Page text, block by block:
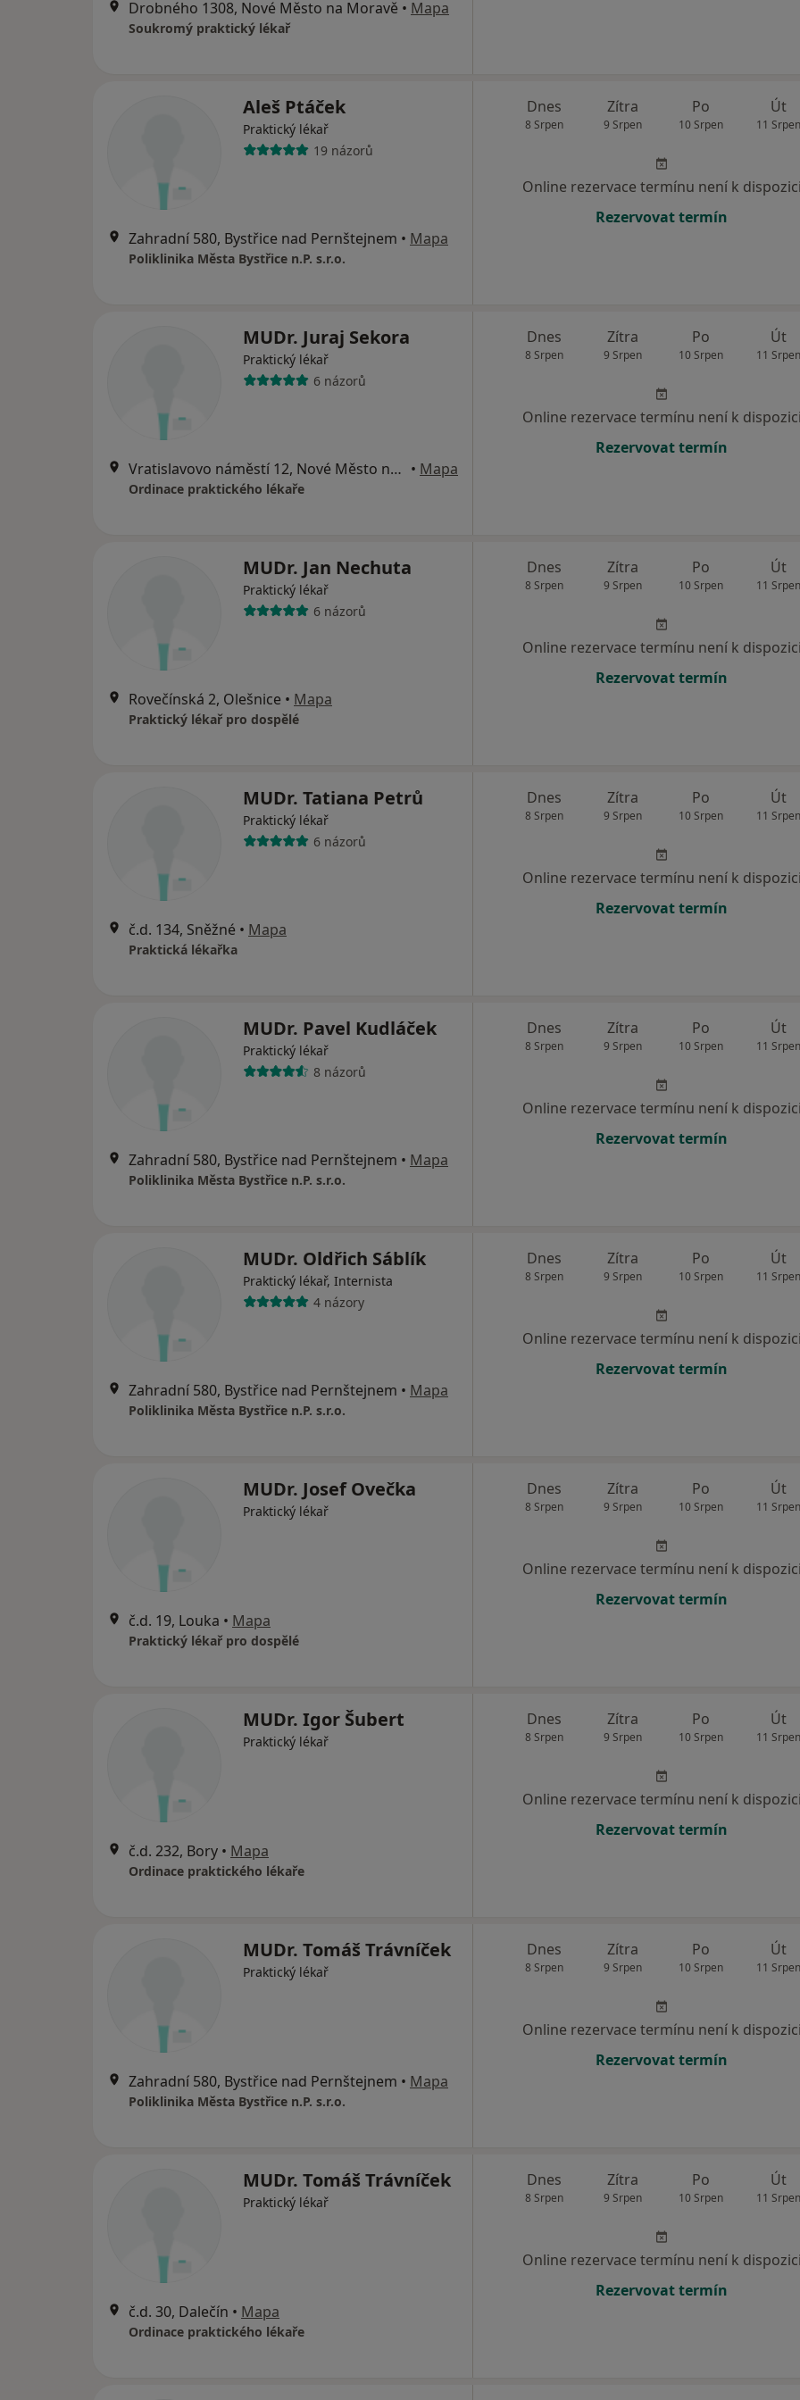
Drobného 1308, Nové Město na Moravě • Mapa
Soukromý praktický lékař
Aleš Ptáček
Praktický lékař
19 názorů
Zahradní 580, Bystřice nad Pernštejnem • Mapa
Poliklinika Města Bystřice n.P. s.r.o.
Dnes
8 Srpen
Zítra
9 Srpen
Po
10 Srpen
Út
11 Srpen
Online rezervace termínu není k dispozici
Rezervovat termín
MUDr. Juraj Sekora
Praktický lékař
6 názorů
Vratislavovo náměstí 12, Nové Město na Moravě • Mapa
Ordinace praktického lékaře
Dnes
8 Srpen
Zítra
9 Srpen
Po
10 Srpen
Út
11 Srpen
Online rezervace termínu není k dispozici
Rezervovat termín
MUDr. Jan Nechuta
Praktický lékař
6 názorů
Rovečínská 2, Olešnice • Mapa
Praktický lékař pro dospělé
Dnes
8 Srpen
Zítra
9 Srpen
Po
10 Srpen
Út
11 Srpen
Online rezervace termínu není k dispozici
Rezervovat termín
MUDr. Tatiana Petrů
Praktický lékař
6 názorů
č.d. 134, Sněžné • Mapa
Praktická lékařka
Dnes
8 Srpen
Zítra
9 Srpen
Po
10 Srpen
Út
11 Srpen
Online rezervace termínu není k dispozici
Rezervovat termín
MUDr. Pavel Kudláček
Praktický lékař
8 názorů
Zahradní 580, Bystřice nad Pernštejnem • Mapa
Poliklinika Města Bystřice n.P. s.r.o.
Dnes
8 Srpen
Zítra
9 Srpen
Po
10 Srpen
Út
11 Srpen
Online rezervace termínu není k dispozici
Rezervovat termín
MUDr. Oldřich Sáblík
Praktický lékař, Internista
4 názory
Zahradní 580, Bystřice nad Pernštejnem • Mapa
Poliklinika Města Bystřice n.P. s.r.o.
Dnes
8 Srpen
Zítra
9 Srpen
Po
10 Srpen
Út
11 Srpen
Online rezervace termínu není k dispozici
Rezervovat termín
MUDr. Josef Ovečka
Praktický lékař
č.d. 19, Louka • Mapa
Praktický lékař pro dospělé
Dnes
8 Srpen
Zítra
9 Srpen
Po
10 Srpen
Út
11 Srpen
Online rezervace termínu není k dispozici
Rezervovat termín
MUDr. Igor Šubert
Praktický lékař
č.d. 232, Bory • Mapa
Ordinace praktického lékaře
Dnes
8 Srpen
Zítra
9 Srpen
Po
10 Srpen
Út
11 Srpen
Online rezervace termínu není k dispozici
Rezervovat termín
MUDr. Tomáš Trávníček
Praktický lékař
Zahradní 580, Bystřice nad Pernštejnem • Mapa
Poliklinika Města Bystřice n.P. s.r.o.
Dnes
8 Srpen
Zítra
9 Srpen
Po
10 Srpen
Út
11 Srpen
Online rezervace termínu není k dispozici
Rezervovat termín
MUDr. Tomáš Trávníček
Praktický lékař
č.d. 30, Dalečín • Mapa
Ordinace praktického lékaře
Dnes
8 Srpen
Zítra
9 Srpen
Po
10 Srpen
Út
11 Srpen
Online rezervace termínu není k dispozici
Rezervovat termín